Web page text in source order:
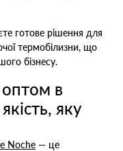
готове рішення для
термобілизни, що
бізнесу.
в
яку
Noche — це